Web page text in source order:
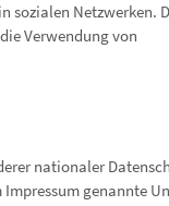
sozialen Netzwerken.
Verwendung von
nationaler
genannte